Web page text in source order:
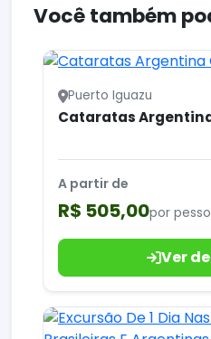
Você também
Puerto Iguazu
Cataratas
A partir de
R$ 505,00por
Ver